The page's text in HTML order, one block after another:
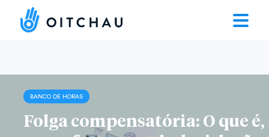
BANCO DE HORAS
Folga compensatória: O que é,